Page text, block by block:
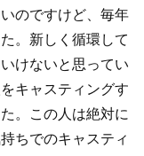
のですけど、毎年
。新しく循環して
けないと思ってい
キャスティングす
。この人は絶対に
ちでのキャスティ